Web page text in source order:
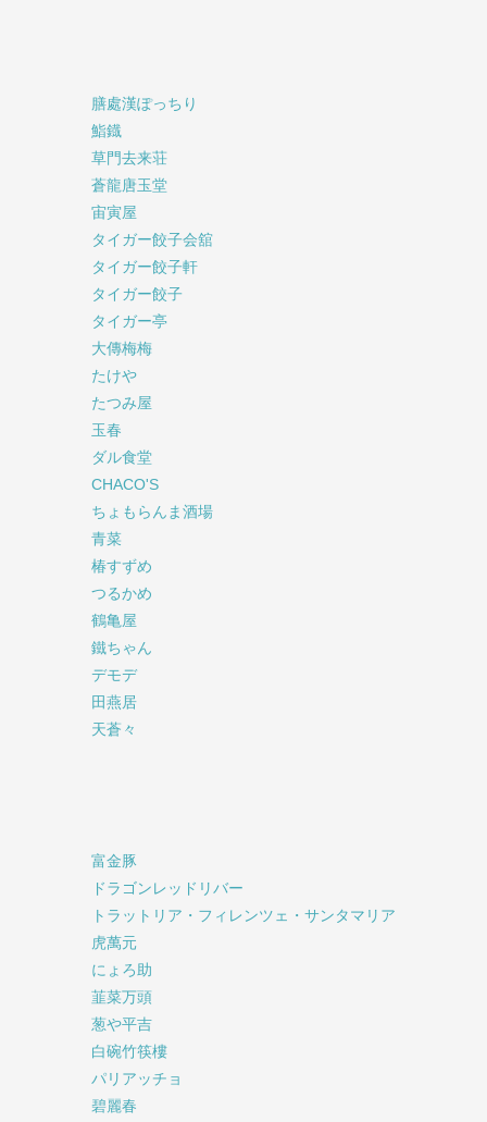
膳處漢ぽっちり
鮨鐡
草門去来荘
蒼龍唐玉堂
宙寅屋
タイガー餃子会舘
タイガー餃子軒
タイガー餃子
タイガー亭
大傳梅梅
たけや
たつみ屋
玉春
ダル食堂
CHACO'S
ちょもらんま酒場
青菜
椿すずめ
つるかめ
鶴亀屋
鐵ちゃん
デモデ
田燕居
天蒼々
富金豚
ドラゴンレッドリバー
トラットリア・フィレンツェ・サンタマリア
虎萬元
にょろ助
韮菜万頭
葱や平吉
白碗竹筷樓
パリアッチョ
碧麗春